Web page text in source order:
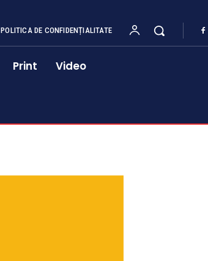
POLITICA DE CONFIDENȚIALITATE
Print Video